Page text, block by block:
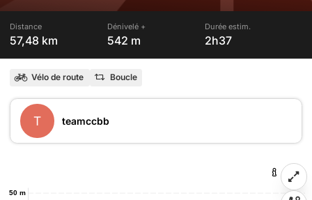
Distance
57,48 km
Dénivelé +
542 m
Durée estim.
2h37
Vélo de route Boucle
T teamccbb
50 m